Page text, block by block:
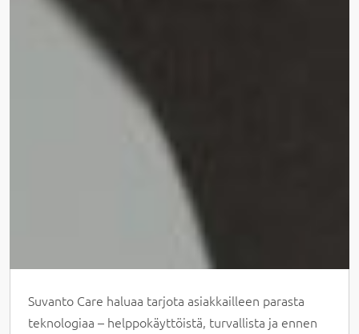
Suvanto Care haluaa tarjota asiakkailleen parasta
teknologiaa – helppokäyttöistä, turvallista ja ennen